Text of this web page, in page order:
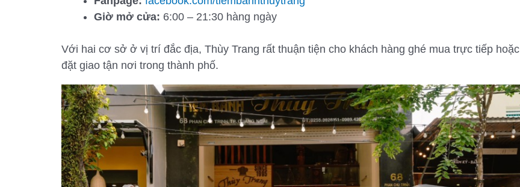
Giờ mở cửa: 6:00 – 21:30 hàng ngày
Với hai cơ sở ở vị trí đắc địa, Thùy Trang rất thuận tiện cho khách hàng ghé mua trực tiếp hoặc
đặt giao tận nơi trong thành phố.